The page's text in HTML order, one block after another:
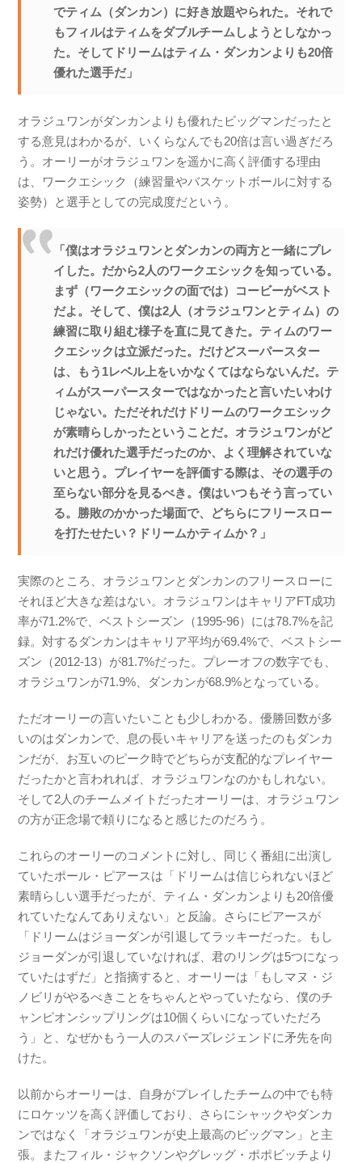
でティム（ダンカン）に好き放題やられた。それで
もフィルはティムをダブルチームしようとしなかっ
た。そしてドリームはティム・ダンカンよりも20倍
優れた選手だ」
オラジュワンがダンカンよりも優れたビッグマンだったと
する意見はわかるが、いくらなんでも20倍は言い過ぎだろ
う。オーリーがオラジュワンを遥かに高く評価する理由
は、ワークエシック（練習量やバスケットボールに対する
姿勢）と選手としての完成度だという。
「僕はオラジュワンとダンカンの両方と一緒にプレ
イした。だから2人のワークエシックを知っている。
まず（ワークエシックの面では）コービーがベスト
だよ。そして、僕は2人（オラジュワンとティム）の
練習に取り組む様子を直に見てきた。ティムのワー
クエシックは立派だった。だけどスーパースター
は、もう1レベル上をいかなくてはならないんだ。テ
ィムがスーパースターではなかったと言いたいわけ
じゃない。ただそれだけドリームのワークエシック
が素晴らしかったということだ。オラジュワンがど
れだけ優れた選手だったのか、よく理解されていな
いと思う。プレイヤーを評価する際は、その選手の
至らない部分を見るべき。僕はいつもそう言ってい
る。勝敗のかかった場面で、どちらにフリースロー
を打たせたい？ドリームかティムか？」
実際のところ、オラジュワンとダンカンのフリースローに
それほど大きな差はない。オラジュワンはキャリアFT成功
率が71.2%で、ベストシーズン（1995-96）には78.7%を記
録。対するダンカンはキャリア平均が69.4%で、ベストシー
ズン（2012-13）が81.7%だった。プレーオフの数字でも、
オラジュワンが71.9%、ダンカンが68.9%となっている。
ただオーリーの言いたいことも少しわかる。優勝回数が多
いのはダンカンで、息の長いキャリアを送ったのもダンカ
ンだが、お互いのピーク時でどちらが支配的なプレイヤー
だったかと言われれば、オラジュワンなのかもしれない。
そして2人のチームメイトだったオーリーは、オラジュワン
の方が正念場で頼りになると感じたのだろう。
これらのオーリーのコメントに対し、同じく番組に出演し
ていたポール・ピアースは「ドリームは信じられないほど
素晴らしい選手だったが、ティム・ダンカンよりも20倍優
れていたなんてありえない」と反論。さらにピアースが
「ドリームはジョーダンが引退してラッキーだった。もし
ジョーダンが引退していなければ、君のリングは5つになっ
ていたはずだ」と指摘すると、オーリーは「もしマヌ・ジ
ノビリがやるべきことをちゃんとやっていたなら、僕のチ
ャンピオンシップリングは10個くらいになっていただろ
う」と、なぜかもう一人のスパーズレジェンドに矛先を向
けた。
以前からオーリーは、自身がプレイしたチームの中でも特
にロケッツを高く評価しており、さらにシャックやダンカ
ンではなく「オラジュワンが史上最高のビッグマン」と主
張。またフィル・ジャクソンやグレッグ・ポポビッチより